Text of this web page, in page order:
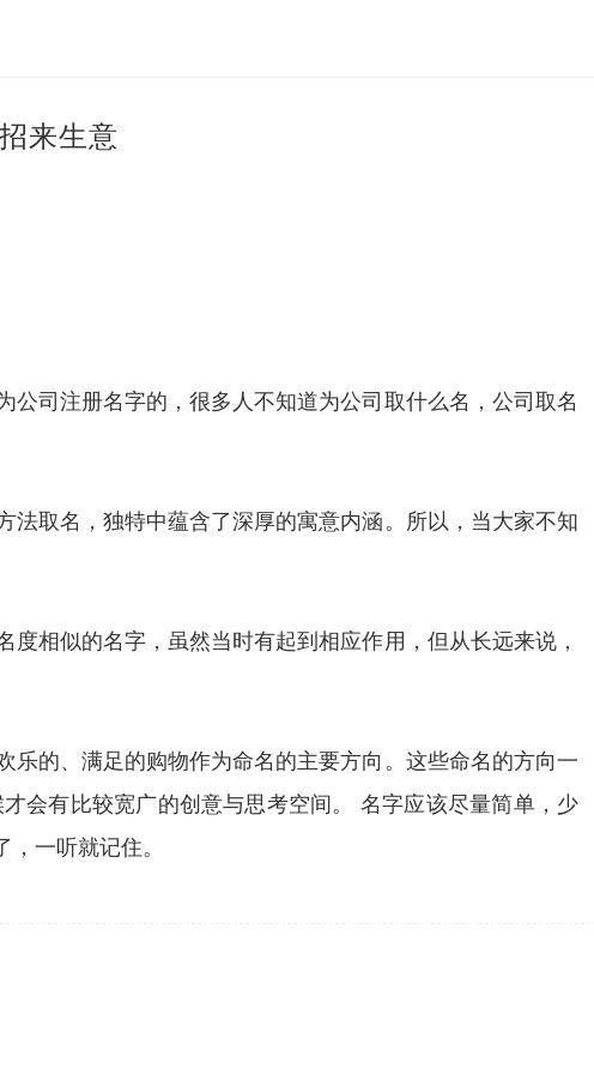
来生意
司注册名字的，很多人不知道为公司取什么名，公司取名
取名，独特中蕴含了深厚的寓意内涵。所以，当大家不知
相似的名字，虽然当时有起到相应作用，但从长远来说，
的、满足的购物作为命名的主要方向。这些命名的方向一
会有比较宽广的创意与思考空间。 名字应该尽量简单，少
一听就记住。